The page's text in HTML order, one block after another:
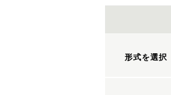
形式を選択